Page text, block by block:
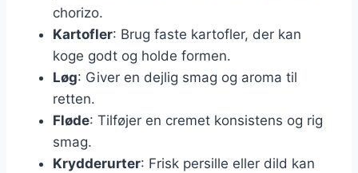
chorizo.
Kartofler: Brug faste kartofler, der kan
koge godt og holde formen.
Løg: Giver en dejlig smag og aroma til
retten.
Fløde: Tilføjer en cremet konsistens og rig
smag.
Krydderurter: Frisk persille eller dild kan